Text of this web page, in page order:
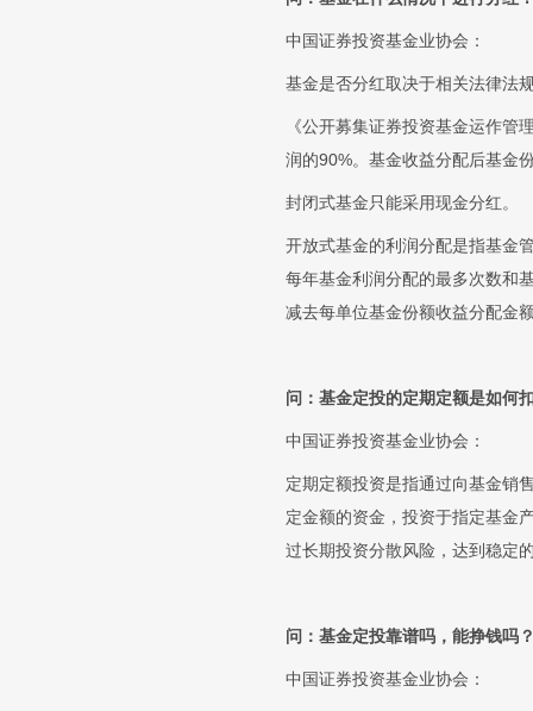
中国证券投资基金业协会：
基金是否分红取决于相关法律法
《公开募集证券投资基金运作
润的90%。基金收益分配后基金
封闭式基金只能采用现金分红。
开放式基金的利润分配是指基金
每年基金利润分配的最多次数和
减去每单位基金份额收益分配金
问：基金定投的定期定额是如何
中国证券投资基金业协会：
定期定额投资是指通过向基金销
定金额的资金，投资于指定基金
过长期投资分散风险，达到稳定
问：基金定投靠谱吗，能挣钱吗
中国证券投资基金业协会：